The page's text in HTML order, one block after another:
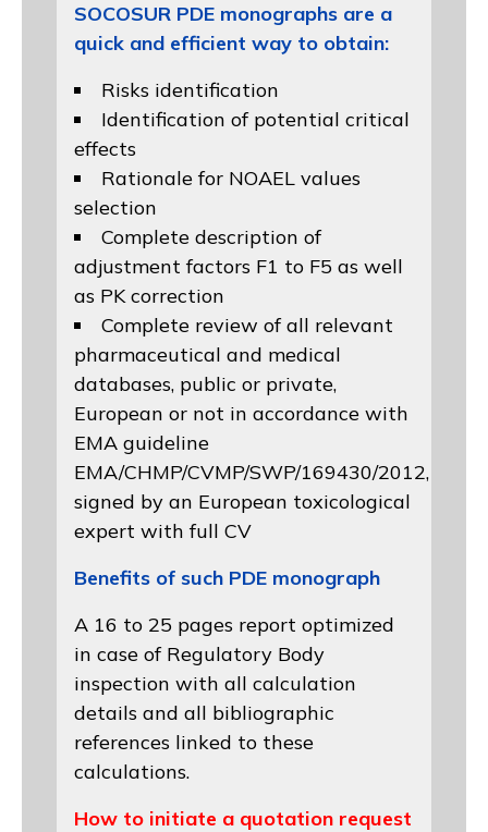
SOCOSUR PDE monographs are a
quick and efficient way to obtain:
Risks identification
Identification of potential critical
effects
Rationale for NOAEL values
selection
Complete description of
adjustment factors F1 to F5 as well
as PK correction
Complete review of all relevant
pharmaceutical and medical
databases, public or private,
European or not in accordance with
EMA guideline
EMA/CHMP/CVMP/SWP/169430/2012,
signed by an European toxicological
expert with full CV
Benefits of such PDE monograph
A 16 to 25 pages report optimized
in case of Regulatory Body
inspection with all calculation
details and all bibliographic
references linked to these
calculations.
How to initiate a quotation request